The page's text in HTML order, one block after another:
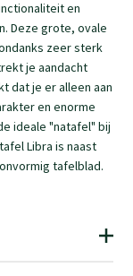
en
Deze grote, ovale
zeer sterk
je aandacht
dat je er alleen aan
en enorme
ideale "natafel" bij
Libra is naast
tafelblad.